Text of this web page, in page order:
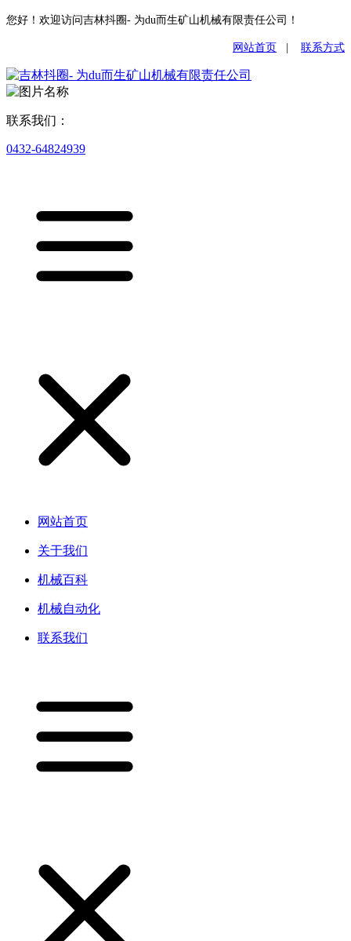
您好！欢迎访问吉林抖圈- 为du而生矿山机械有限责任公司！
网站首页 联系方式
联系我们：
0432-64824939
网站首页
关于我们
机械百科
机械自动化
联系我们